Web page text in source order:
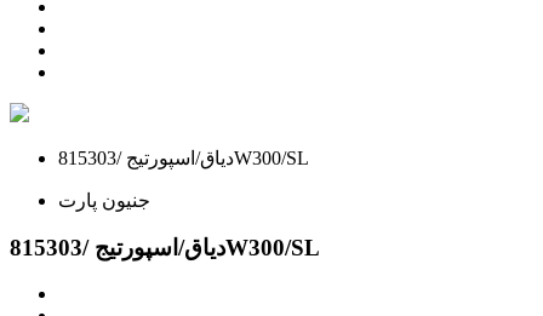
دیاق/اسپورتیج /815303W300/SL
جنیون پارت
دیاق/اسپورتیج /815303W300/SL